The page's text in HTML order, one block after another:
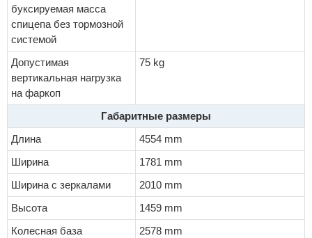
буксируемая масса
спицепа без тормозной
системой
Допустимая
вертикальная нагрузка
на фаркоп
75 kg
Габаритные размеры
Длина
4554 mm
Ширина
1781 mm
Ширина с зеркалами
2010 mm
Высота
1459 mm
Колесная база
2578 mm